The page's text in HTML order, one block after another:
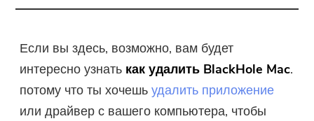
Free Video Editor
Бесплатный фотокомпрессор
Если вы здесь, возможно, вам будет
интересно узнать как удалить BlackHole Mac.
потому что ты хочешьудалить приложение
или драйвер с вашего компьютера, чтобы